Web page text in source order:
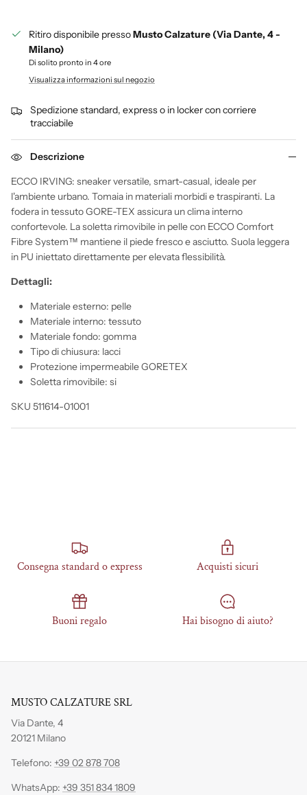
Ritiro disponibile pressoMusto Calzature (Via Dante, 4 -
Milano)
Di solito pronto in 4 ore
Visualizza informazioni sul negozio
Spedizione standard, express o in locker con corriere
tracciabile
Descrizione
ECCO IRVING: sneaker versatile, smart-casual, ideale per
l'ambiente urbano. Tomaia in materiali morbidi e traspiranti. La
fodera in tessuto GORE-TEX assicura un clima interno
confortevole. La soletta rimovibile in pelle con ECCO Comfort
Fibre System™ mantiene il piede fresco e asciutto. Suola leggera
in PU iniettato direttamente per elevata flessibilità.
Dettagli:
Materiale esterno: pelle
Materiale interno: tessuto
Materiale fondo: gomma
Tipo di chiusura: lacci
Protezione impermeabile GORETEX
Soletta rimovibile: si
SKU 511614-01001
Consegna standard o express Acquisti sicuri
Buoni regalo Hai bisogno di aiuto?
MUSTO CALZATURE SRL
Via Dante, 4
20121 Milano
Telefono: +39 02 878 708
WhatsApp: +39 351 834 1809